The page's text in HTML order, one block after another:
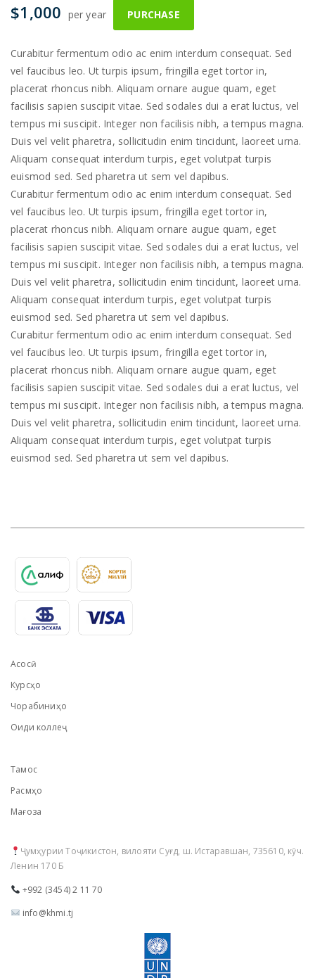
$ 1,000 per year PURCHASE
Curabitur fermentum odio ac enim interdum consequat. Sed
vel faucibus leo. Ut turpis ipsum, fringilla eget tortor in,
placerat rhoncus nibh. Aliquam ornare augue quam, eget
facilisis sapien suscipit vitae. Sed sodales dui a erat luctus, vel
tempus mi suscipit. Integer non facilisis nibh, a tempus magna.
Duis vel velit pharetra, sollicitudin enim tincidunt, laoreet urna.
Aliquam consequat interdum turpis, eget volutpat turpis
euismod sed. Sed pharetra ut sem vel dapibus.
Curabitur fermentum odio ac enim interdum consequat. Sed
vel faucibus leo. Ut turpis ipsum, fringilla eget tortor in,
placerat rhoncus nibh. Aliquam ornare augue quam, eget
facilisis sapien suscipit vitae. Sed sodales dui a erat luctus, vel
tempus mi suscipit. Integer non facilisis nibh, a tempus magna.
Duis vel velit pharetra, sollicitudin enim tincidunt, laoreet urna.
Aliquam consequat interdum turpis, eget volutpat turpis
euismod sed. Sed pharetra ut sem vel dapibus.
Curabitur fermentum odio ac enim interdum consequat. Sed
vel faucibus leo. Ut turpis ipsum, fringilla eget tortor in,
placerat rhoncus nibh. Aliquam ornare augue quam, eget
facilisis sapien suscipit vitae. Sed sodales dui a erat luctus, vel
tempus mi suscipit. Integer non facilisis nibh, a tempus magna.
Duis vel velit pharetra, sollicitudin enim tincidunt, laoreet urna.
Aliquam consequat interdum turpis, eget volutpat turpis
euismod sed. Sed pharetra ut sem vel dapibus.
Асосӣ
Курсҳо
Чорабиниҳо
Оиди коллеҷ
Тамос
Расмҳо
Мағоза
Ҷумҳурии Тоҷикистон, вилояти Суғд, ш. Истаравшан, 735610, кӯч.
Ленин 170 Б
+992 (3454) 2 11 70
info@khmi.tj